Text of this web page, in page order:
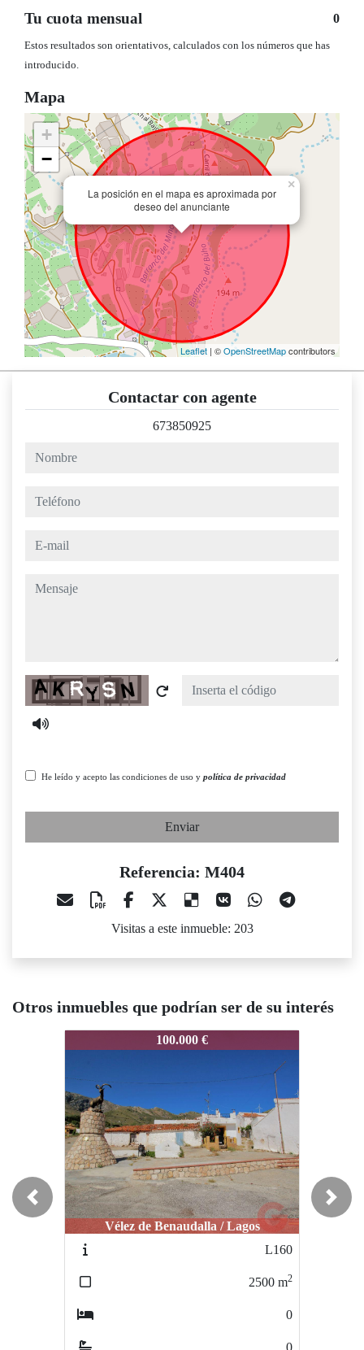
Tu cuota mensual 0
Estos resultados son orientativos, calculados con los números que has
introducido.
Mapa
La posición en el mapa es aproximada por
deseo del anunciante
×
+
−
Leaflet | ©OpenStreetMapcontributors
Contactar con agente
673850925
nombre
teléfono
e-mail
mensaje
Captcha
He leído y acepto las condiciones de uso y política de privacidad
Enviar
Referencia: M404
Visitas a este inmueble: 203
Otros inmuebles que podrían ser de su interés
Vélez de Benaudalla / Lagos
98.000 €
Vélez de Benaudalla / Lagos
10000
Previous Next